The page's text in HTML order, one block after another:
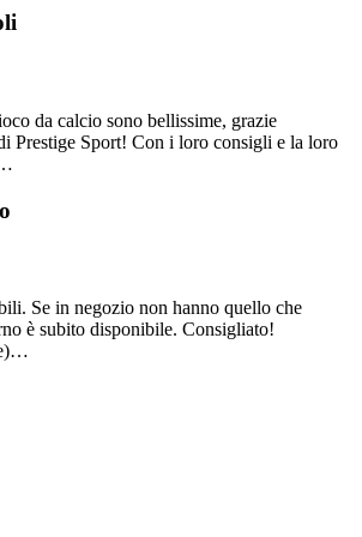
da calcio sono bellissime, grazie
Prestige Sport! Con i loro consigli e la loro
Se in negozio non hanno quello che
è subito disponibile. Consigliato!